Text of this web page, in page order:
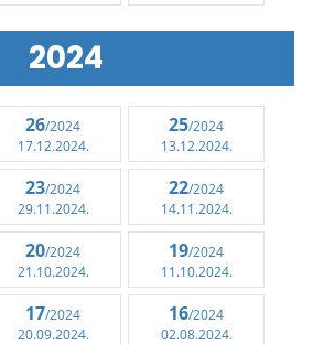
2024
26/2024
17.12.2024.
25/2024
13.12.2024.
23/2024
29.11.2024.
22/2024
14.11.2024.
20/2024
21.10.2024.
19/2024
11.10.2024.
17/2024
20.09.2024.
16/2024
02.08.2024.